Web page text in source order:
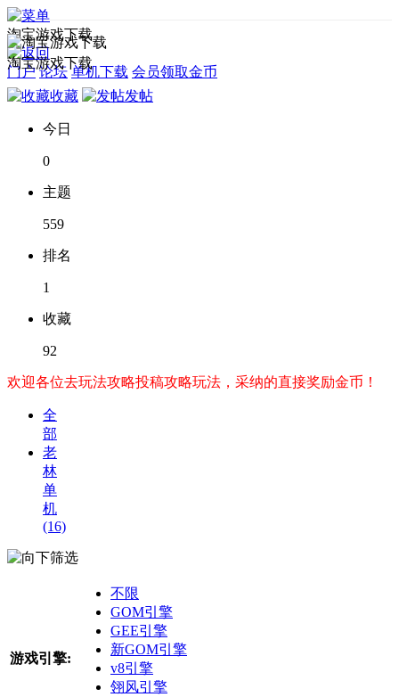
淘宝游戏下载
门户 论坛 单机下载 会员领取金币
淘宝游戏下载
收藏 发帖
今日
0
主题
559
排名
1
收藏
92
欢迎各位去玩法攻略投稿攻略玩法，采纳的直接奖励金币！
全
部
老
林
单
机
(16)
筛选
游戏引擎:
不限
GOM引擎
GEE引擎
新GOM引擎
v8引擎
翎风引擎